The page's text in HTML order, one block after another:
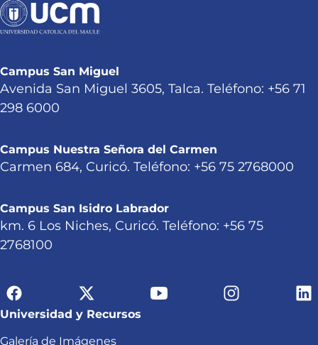
Campus San Miguel
Avenida San Miguel 3605, Talca. Teléfono: +56 71
298 6000
Campus Nuestra Señora del Carmen
Carmen 684, Curicó. Teléfono: +56 75 2768000
Campus San Isidro Labrador
km. 6 Los Niches, Curicó. Teléfono: +56 75
2768100
Universidad y Recursos
Galería de Imágenes